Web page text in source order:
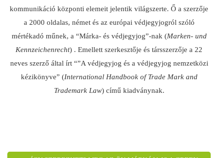
kommunikáció központi elemeit jelentik világszerte. Ő a szerzője
a 2000 oldalas, német és az európai védjegyjogról szóló
mértékadó műnek, a “Márka- és védjegyjog”-nak (Marken- und
Kennzeichenrecht) . Emellett szerkesztője és társszerzője a 22
neves szerző által írt “”A védjegyjog és a védjegyjog nemzetközi
kézikönyve” (International Handbook of Trade Mark and
Trademark Law) című kiadványnak.